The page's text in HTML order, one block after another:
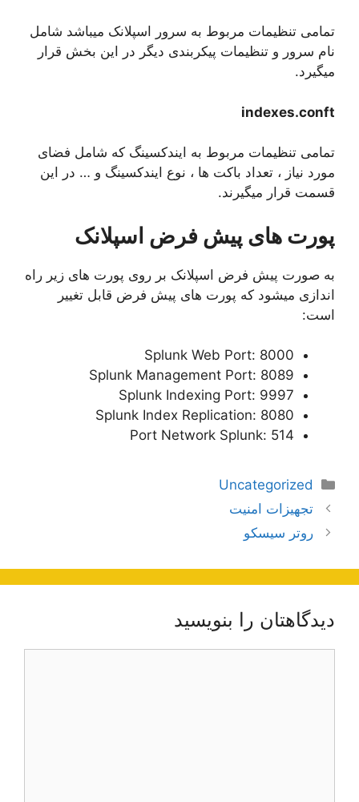
تمامی تنظیمات مربوط به سرور اسپلانک میباشد شامل
نام سرور و تنظیمات پیکربندی دیگر در این بخش قرار
میگیرد.
indexes.conft
تمامی تنظیمات مربوط به ایندکسینگ که شامل فضای
مورد نیاز ، تعداد باکت ها ، نوع ایندکسینگ و … در این
قسمت قرار میگیرند.
پورت های پیش فرض اسپلانک
به صورت پیش فرض اسپلانک بر روی پورت های زیر راه
اندازی میشود که پورت های پیش فرض قابل تغییر
است:
Splunk Web Port: 8000
Splunk Management Port: 8089
Splunk Indexing Port: 9997
Splunk Index Replication: 8080
Port Network Splunk: 514
دسته‌ها
Uncategorized
ناوبری
نوشته‌ها
تجهیزات امنیت
روتر سیسکو
دیدگاهتان را بنویسید